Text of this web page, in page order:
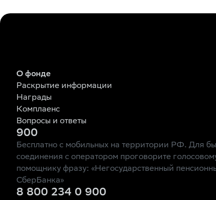
О фонде
Раскрытие информации
Награды
Комплаенс
Вопросы и ответы
900
Бесплатно с мобильных на территории РФ. Для
соединения с оператором проговорите
помощнику фразу: «Негосударственный
СберБанка»
8 800 234 0 900